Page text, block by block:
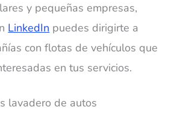
y pequeñas empresas,
LinkedIn puedes dirigirte a
con flotas de vehículos que
en tus servicios.